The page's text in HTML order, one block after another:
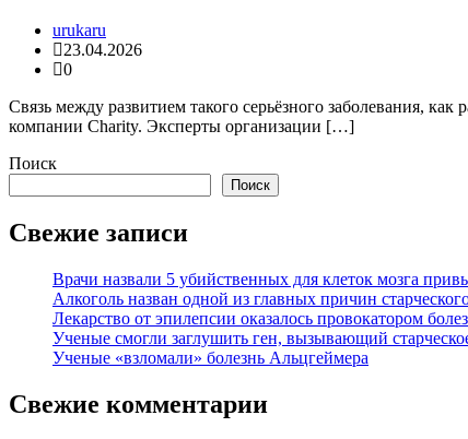
urukaru
23.04.2026
0
Связь между развитием такого серьёзного заболевания,
компании Сharity. Эксперты организации […]
Поиск
Поиск
Свежие записи
Врачи назвали 5 убийственных для клеток мозга
Алкоголь назван одной из главных причин
Лекарство от эпилепсии оказалось провокатором
Ученые смогли заглушить ген, вызывающий
Ученые «взломали» болезнь Альцгеймера
Свежие комментарии